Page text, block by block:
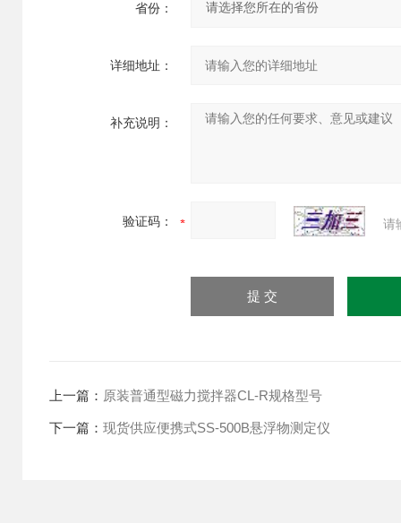
省份：
详细地址：
补充说明：
验证码： 请
上一篇： 原装普通型磁力搅拌器CL-R规格型号
下一篇： 现货供应便携式SS-500B悬浮物测定仪